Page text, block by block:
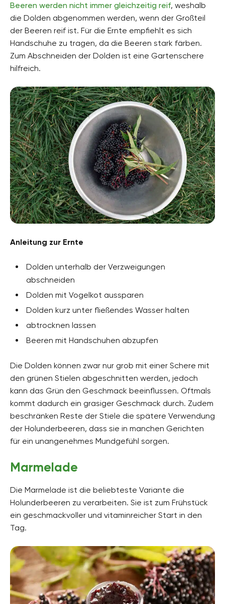
Beeren werden nicht immer gleichzeitig reif, weshalb
die Dolden abgenommen werden, wenn der Großteil
der Beeren reif ist. Für die Ernte empfiehlt es sich
Handschuhe zu tragen, da die Beeren stark färben.
Zum Abschneiden der Dolden ist eine Gartenschere
hilfreich.
Anleitung zur Ernte
Dolden unterhalb der Verzweigungen
abschneiden
Dolden mit Vogelkot aussparen
Dolden kurz unter fließendes Wasser halten
abtrocknen lassen
Beeren mit Handschuhen abzupfen
Die Dolden können zwar nur grob mit einer Schere mit
den grünen Stielen abgeschnitten werden, jedoch
kann das Grün den Geschmack beeinflussen. Oftmals
kommt dadurch ein grasiger Geschmack durch. Zudem
beschränken Reste der Stiele die spätere Verwendung
der Holunderbeeren, dass sie in manchen Gerichten
für ein unangenehmes Mundgefühl sorgen.
Marmelade
Die Marmelade ist die beliebteste Variante die
Holunderbeeren zu verarbeiten. Sie ist zum Frühstück
ein geschmackvoller und vitaminreicher Start in den
Tag.